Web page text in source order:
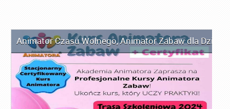
Animator Czasu Wolnego,Animator Zabaw dla Dzieci